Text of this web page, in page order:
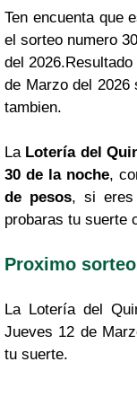
Ten encuenta que
el sorteo numero
del
de Marzo del 2026
tambien.
La Lotería del
30 de la noche,
de pesos, si eres
probaras tu suerte
Proximo sorteo
La Lotería del
Jueves 12 de
tu suerte.